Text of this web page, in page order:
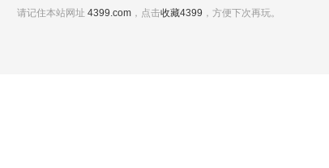
请记住本站网址 4399.com ，点击收藏4399 ，方便下次再玩。